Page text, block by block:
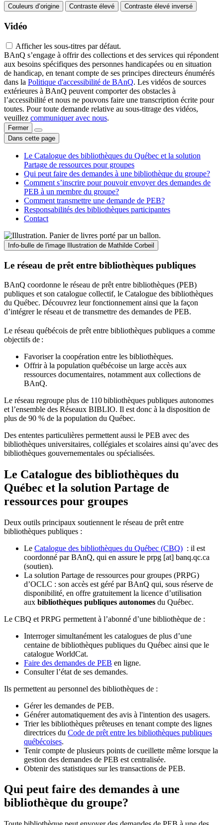
Couleurs d’origine Contraste élevé Contraste élevé inversé
Vidéo
Afficher les sous-titres par défaut.
BAnQ s’engage à offrir des collections et des services qui répondent
aux besoins spécifiques des personnes handicapées ou en situation
de handicap, en tenant compte de ses principes directeurs énumérés
dans la Politique d'accessibilité de BAnQ. Les vidéos de sources
extérieures à BAnQ peuvent comporter des obstacles à
l’accessibilité et nous ne pouvons faire une transcription écrite pour
toutes. Pour toute demande relative au sous-titrage des vidéos,
veuillez communiquer avec nous.
Fermer
Dans cette page
Le Catalogue des bibliothèques du Québec et la solution
Partage de ressources pour groupes
Qui peut faire des demandes à une bibliothèque du groupe?
Comment s’inscrire pour pouvoir envoyer des demandes de
PEB à un membre du groupe?
Comment transmettre une demande de PEB?
Responsabilités des bibliothèques participantes
Contact
Info-bulle de l'image Illustration de Mathilde Corbeil
Le réseau de prêt entre bibliothèques publiques
BAnQ coordonne le réseau de prêt entre bibliothèques (PEB)
publiques et son catalogue collectif, le Catalogue des bibliothèques
du Québec. Découvrez leur fonctionnement ainsi que la façon
d’intégrer le réseau et de transmettre des demandes de PEB.
Le réseau québécois de prêt entre bibliothèques publiques a comme
objectifs de :
Favoriser la coopération entre les bibliothèques.
Offrir à la population québécoise un large accès aux
ressources documentaires, notamment aux collections de
BAnQ.
Le réseau regroupe plus de 110bibliothèques publiques autonomes
et l’ensemble des Réseaux BIBLIO. Il est donc à la disposition de
plus de 90 % de la population du Québec.
Des ententes particulières permettent aussi le PEB avec des
bibliothèques universitaires, collégiales et scolaires ainsi qu’avec des
bibliothèques gouvernementales ou spécialisées.
Le Catalogue des bibliothèques du
Québec et la solution Partage de
ressources pour groupes
Deux outils principaux soutiennent le réseau de prêt entre
bibliothèques publiques :
Le Catalogue des bibliothèques du Québec (CBQ) : il est
coordonné par BAnQ, qui en assure le prpg [at] banq.qc.ca
(soutien).
La solution Partage de ressources pour groupes (PRPG)
d’OCLC : son accès est géré par BAnQ qui, sous réserve de
disponibilité, en offre gratuitement la licence d’utilisation
aux bibliothèques publiques autonomes du Québec.
Le CBQ et PRPG permettent à l’abonné d’une bibliothèque de :
Interroger simultanément les catalogues de plus d’une
centaine de bibliothèques publiques du Québec ainsi que le
catalogue WorldCat.
Faire des demandes de PEB en ligne.
Consulter l’état de ses demandes.
Ils permettent au personnel des bibliothèques de :
Gérer les demandes de PEB.
Générer automatiquement des avis à l'intention des usagers.
Trier les bibliothèques prêteuses en tenant compte des lignes
directrices du Code de prêt entre les bibliothèques publiques
québécoises.
Tenir compte de plusieurs points de cueillette même lorsque la
gestion des demandes de PEB est centralisée.
Obtenir des statistiques sur les transactions de PEB.
Qui peut faire des demandes à une
bibliothèque du groupe?